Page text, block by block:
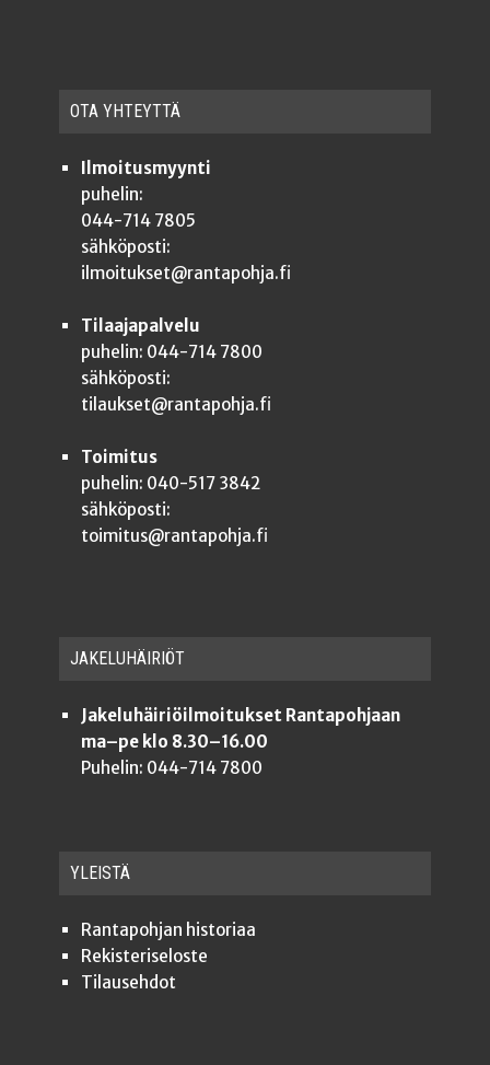
OTA YHTEYT­TÄ
Ilmoitusmyynti
puhelin:
044-714 7805
sähköposti:
ilmoitukset@rantapohja.fi
Tilaajapalvelu
puhelin: 044-714 7800
sähköposti:
tilaukset@rantapohja.fi
Toimitus
puhelin: 040-517 3842
sähköposti:
toimitus@rantapohja.fi
JAKE­LU­HÄI­RIÖT
Jakeluhäiriöilmoitukset Rantapohjaan
ma–pe klo 8.30–16.00
Puhelin: 044-714 7800
YLEISTÄ
Ran­ta­poh­jan historiaa
Rekis­te­ri­se­los­te
Tilauseh­dot